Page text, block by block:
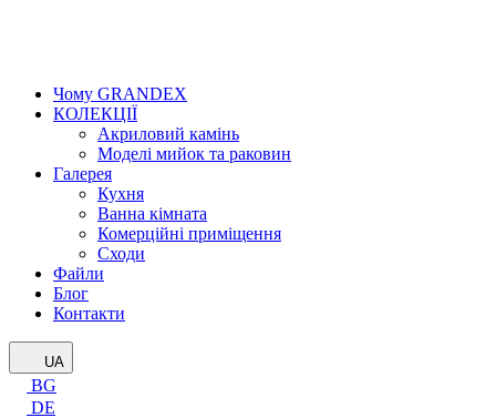
Чому GRANDEX
КОЛЕКЦІЇ
Акриловий камінь
Моделі мийок та раковин
Галерея
Кухня
Ванна кімната
Комерційні приміщення
Сходи
Файли
Блог
Контакти
UA
BG
DE